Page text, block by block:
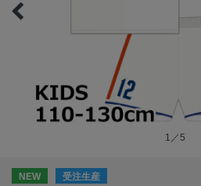
1／5
NEW 受注生産